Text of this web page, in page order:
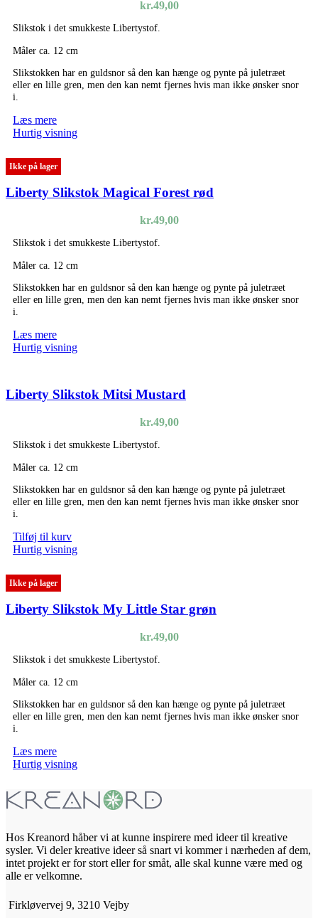
kr.49,00
Slikstok i det smukkeste Libertystof.
Måler ca. 12 cm
Slikstokken har en guldsnor så den kan hænge og pynte på juletræet
eller en lille gren, men den kan nemt fjernes hvis man ikke ønsker snor
i.
Læs mere
Hurtig visning
Ikke på lager
Liberty Slikstok Magical Forest rød
kr.49,00
Slikstok i det smukkeste Libertystof.
Måler ca. 12 cm
Slikstokken har en guldsnor så den kan hænge og pynte på juletræet
eller en lille gren, men den kan nemt fjernes hvis man ikke ønsker snor
i.
Læs mere
Hurtig visning
Liberty Slikstok Mitsi Mustard
kr.49,00
Slikstok i det smukkeste Libertystof.
Måler ca. 12 cm
Slikstokken har en guldsnor så den kan hænge og pynte på juletræet
eller en lille gren, men den kan nemt fjernes hvis man ikke ønsker snor
i.
Tilføj til kurv
Hurtig visning
Ikke på lager
Liberty Slikstok My Little Star grøn
kr.49,00
Slikstok i det smukkeste Libertystof.
Måler ca. 12 cm
Slikstokken har en guldsnor så den kan hænge og pynte på juletræet
eller en lille gren, men den kan nemt fjernes hvis man ikke ønsker snor
i.
Læs mere
Hurtig visning
Hos Kreanord håber vi at kunne inspirere med ideer til kreative
sysler. Vi deler kreative ideer så snart vi kommer i nærheden af dem,
intet projekt er for stort eller for småt, alle skal kunne være med og
alle er velkomne.
Firkløvervej 9, 3210 Vejby